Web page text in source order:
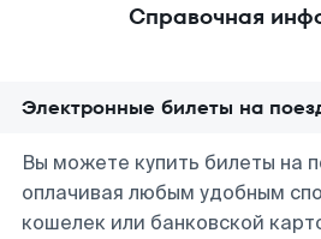
Справочная
Электронные билеты на
Вы можете купить билеты на
оплачивая любым удобным
кошелек или банковской